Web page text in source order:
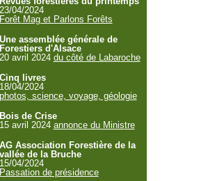
23/04/2024
Forêt Mag et Parlons Forêts
Une assemblée générale de
Forestiers d'Alsace
20 avril 2024 du côté de Labaroche
Cinq livres
18/04/2024
photos, science, voyage, géologie
Bois de Crise
15 avril 2024 annonce du Ministre
AG Association Forestière de la
vallée de la Bruche
15/04/2024
Passation de présidence